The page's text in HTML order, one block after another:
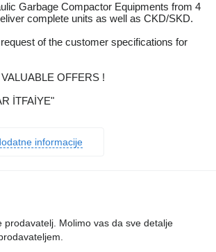
Garbage Compactor Equipments from 4
complete units as well as CKD/SKD.
of the customer specifications for
OFFERS !
İTFAİYE"
informacije
prodavatelj. Molimo vas da sve detalje